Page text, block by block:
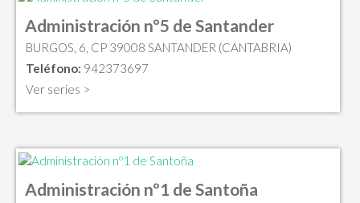
Administración nº5 de Santander
BURGOS, 6, CP 39008 SANTANDER (CANTABRIA)
Teléfono: 942373697
Ver series >
Administración nº1 de Santoña